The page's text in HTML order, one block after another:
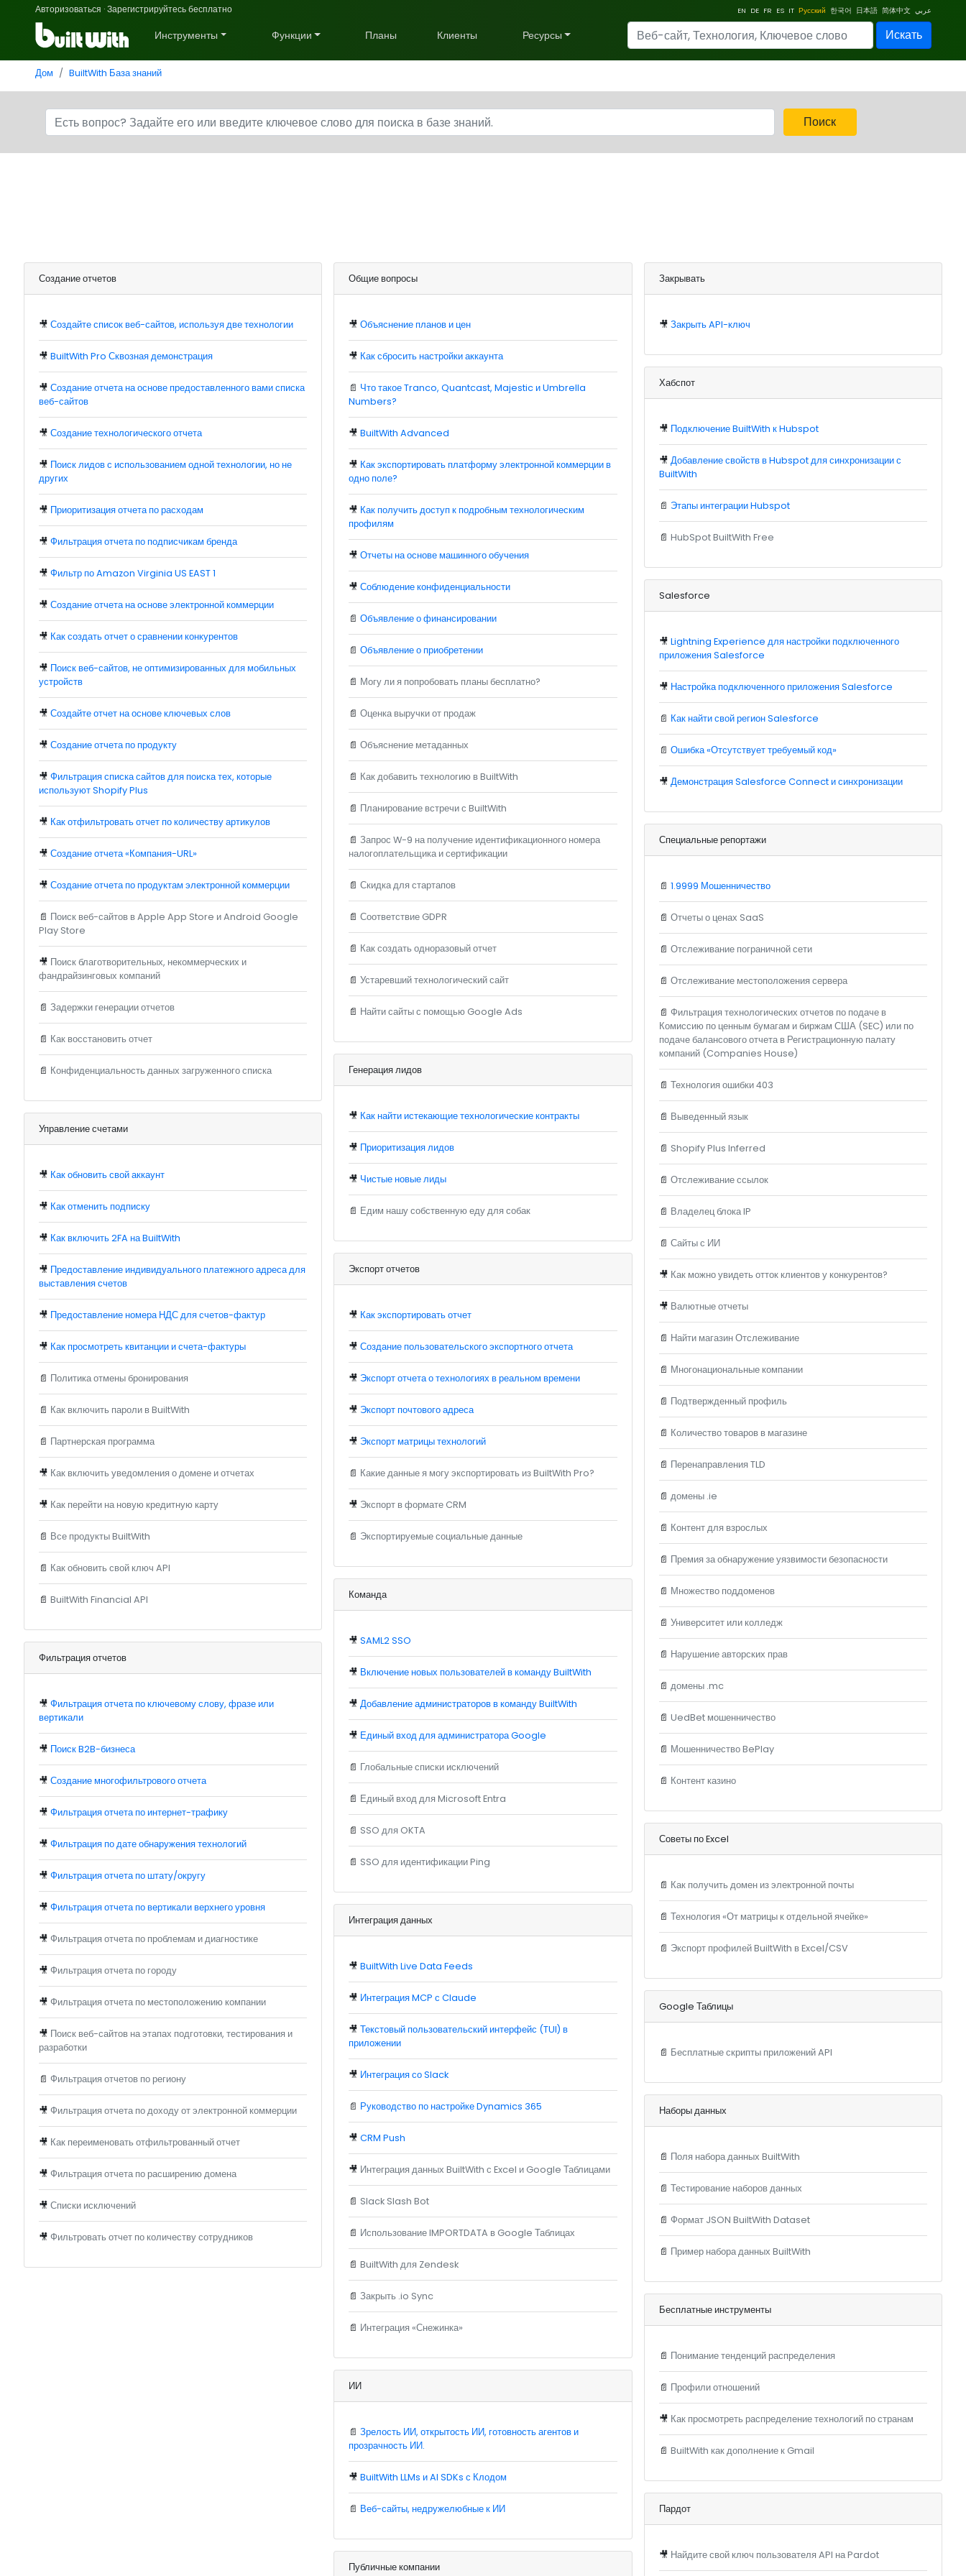
Авторизоваться ·Зарегистрируйтесь бесплатно EN DE FR ES IT Русский 한국어 日本語 简体中文 عربي
Инструменты Функции Планы Клиенты Ресурсы Искать
Дом BuiltWith База знаний
Поиск
Создание отчетов
🎥 Создайте список веб-сайтов, используя две технологии
🎥 BuiltWith Pro Сквозная демонстрация
🎥 Создание отчета на основе предоставленного вами списка
веб-сайтов
🎥 Создание технологического отчета
🎥 Поиск лидов с использованием одной технологии, но не
других
🎥 Приоритизация отчета по расходам
🎥 Фильтрация отчета по подписчикам бренда
🎥 Фильтр по Amazon Virginia US EAST 1
🎥 Создание отчета на основе электронной коммерции
🎥 Как создать отчет о сравнении конкурентов
🎥 Поиск веб-сайтов, не оптимизированных для мобильных
устройств
🎥 Создайте отчет на основе ключевых слов
🎥 Создание отчета по продукту
🎥 Фильтрация списка сайтов для поиска тех, которые
используют Shopify Plus
🎥 Как отфильтровать отчет по количеству артикулов
🎥 Создание отчета «Компания-URL»
🎥 Создание отчета по продуктам электронной коммерции
📄 Поиск веб-сайтов в Apple App Store и Android Google
Play Store
🎥 Поиск благотворительных, некоммерческих и
фандрайзинговых компаний
📄 Задержки генерации отчетов
📄 Как восстановить отчет
📄 Конфиденциальность данных загруженного списка
Управление счетами
🎥 Как обновить свой аккаунт
🎥 Как отменить подписку
🎥 Как включить 2FA на BuiltWith
🎥 Предоставление индивидуального платежного адреса для
выставления счетов
🎥 Предоставление номера НДС для счетов-фактур
🎥 Как просмотреть квитанции и счета-фактуры
📄 Политика отмены бронирования
📄 Как включить пароли в BuiltWith
📄 Партнерская программа
🎥 Как включить уведомления о домене и отчетах
🎥 Как перейти на новую кредитную карту
📄 Все продукты BuiltWith
📄 Как обновить свой ключ API
📄 BuiltWith Financial API
Фильтрация отчетов
🎥 Фильтрация отчета по ключевому слову, фразе или
вертикали
🎥 Поиск B2B-бизнеса
🎥 Создание многофильтрового отчета
🎥 Фильтрация отчета по интернет-трафику
🎥 Фильтрация по дате обнаружения технологий
🎥 Фильтрация отчета по штату/округу
🎥 Фильтрация отчета по вертикали верхнего уровня
🎥 Фильтрация отчета по проблемам и диагностике
🎥 Фильтрация отчета по городу
🎥 Фильтрация отчета по местоположению компании
🎥 Поиск веб-сайтов на этапах подготовки, тестирования и
разработки
📄 Фильтрация отчетов по региону
🎥 Фильтрация отчета по доходу от электронной коммерции
🎥 Как переименовать отфильтрованный отчет
🎥 Фильтрация отчета по расширению домена
🎥 Списки исключений
🎥 Фильтровать отчет по количеству сотрудников
Общие вопросы
🎥Объяснение планов и цен
🎥 Как сбросить настройки аккаунта
📄 Что такое Tranco, Quantcast, Majestic и Umbrella
Numbers?
🎥BuiltWith Advanced
🎥 Как экспортировать платформу электронной коммерции в
одно поле?
🎥 Как получить доступ к подробным технологическим
профилям
🎥Отчеты на основе машинного обучения
🎥Соблюдение конфиденциальности
📄Объявление о финансировании
📄Объявление о приобретении
📄 Могу ли я попробовать планы бесплатно?
📄Оценка выручки от продаж
📄Объяснение метаданных
📄 Как добавить технологию в BuiltWith
📄 Планирование встречи с BuiltWith
📄Запрос W-9 на получение идентификационного номера
налогоплательщика и сертификации
📄Скидка для стартапов
📄Соответствие GDPR
📄 Как создать одноразовый отчет
📄Устаревший технологический сайт
📄 Найти сайты с помощью Google Ads
Генерация лидов
🎥 Как найти истекающие технологические контракты
🎥 Приоритизация лидов
🎥 Чистые новые лиды
📄 Едим нашу собственную еду для собак
Экспорт отчетов
🎥 Как экспортировать отчет
🎥Создание пользовательского экспортного отчета
🎥 Экспорт отчета о технологиях в реальном времени
🎥 Экспорт почтового адреса
🎥 Экспорт матрицы технологий
📄 Какие данные я могу экспортировать из BuiltWith Pro?
🎥 Экспорт в формате CRM
📄 Экспортируемые социальные данные
Команда
🎥SAML2 SSO
🎥 Включение новых пользователей в команду BuiltWith
🎥Добавление администраторов в команду BuiltWith
🎥 Единый вход для администратора Google
📄 Глобальные списки исключений
📄 Единый вход для Microsoft Entra
📄 SSO для OKTA
📄 SSO для идентификации Ping
Интеграция данных
🎥BuiltWith Live Data Feeds
🎥 Интеграция MCP с Claude
🎥Текстовый пользовательский интерфейс (TUI) в
приложении
🎥 Интеграция со Slack
📄 Руководство по настройке Dynamics 365
🎥CRM Push
🎥 Интеграция данных BuiltWith с Excel и Google Таблицами
📄 Slack Slash Bot
📄 Использование IMPORTDATA в Google Таблицах
📄BuiltWith для Zendesk
📄Закрыть .io Sync
📄 Интеграция «Снежинка»
ИИ
📄Зрелость ИИ, открытость ИИ, готовность агентов и
прозрачность ИИ.
🎥BuiltWith LLMs и AI SDKs с Клодом
📄 Веб-сайты, недружелюбные к ИИ
Публичные компании
Закрывать
🎥 Закрыть API-ключ
Хабспот
🎥 Подключение BuiltWith к Hubspot
🎥 Добавление свойств в Hubspot для синхронизации с
BuiltWith
📄 Этапы интеграции Hubspot
📄 HubSpot BuiltWith Free
Salesforce
🎥 Lightning Experience для настройки подключенного
приложения Salesforce
🎥 Настройка подключенного приложения Salesforce
📄 Как найти свой регион Salesforce
📄 Ошибка «Отсутствует требуемый код»
🎥 Демонстрация Salesforce Connect и синхронизации
Специальные репортажи
📄 1.9999 Мошенничество
📄 Отчеты о ценах SaaS
📄 Отслеживание пограничной сети
📄 Отслеживание местоположения сервера
📄 Фильтрация технологических отчетов по подаче в
Комиссию по ценным бумагам и биржам США (SEC) или по
подаче балансового отчета в Регистрационную палату
компаний (Companies House)
📄 Технология ошибки 403
📄 Выведенный язык
📄 Shopify Plus Inferred
📄 Отслеживание ссылок
📄 Владелец блока IP
📄 Сайты с ИИ
🎥 Как можно увидеть отток клиентов у конкурентов?
🎥 Валютные отчеты
📄 Найти магазин Отслеживание
📄 Многонациональные компании
📄 Подтвержденный профиль
📄 Количество товаров в магазине
📄 Перенаправления TLD
📄 домены .ie
📄 Контент для взрослых
📄 Премия за обнаружение уязвимости безопасности
📄 Множество поддоменов
📄 Университет или колледж
📄 Нарушение авторских прав
📄 домены .mc
📄 UedBet мошенничество
📄 Мошенничество BePlay
📄 Контент казино
Советы по Excel
📄 Как получить домен из электронной почты
📄 Технология «От матрицы к отдельной ячейке»
📄 Экспорт профилей BuiltWith в Excel/CSV
Google Таблицы
📄 Бесплатные скрипты приложений API
Наборы данных
📄 Поля набора данных BuiltWith
📄 Тестирование наборов данных
📄 Формат JSON BuiltWith Dataset
📄 Пример набора данных BuiltWith
Бесплатные инструменты
📄 Понимание тенденций распределения
📄 Профили отношений
🎥 Как просмотреть распределение технологий по странам
📄 BuiltWith как дополнение к Gmail
Пардот
🎥 Найдите свой ключ пользователя API на Pardot